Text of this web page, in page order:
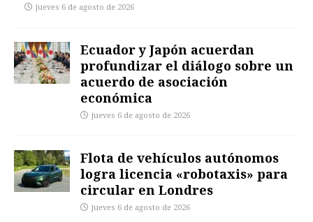
jueves 6 de agosto de 2026
Ecuador y Japón acuerdan
profundizar el diálogo sobre un
acuerdo de asociación
económica
jueves 6 de agosto de 2026
Flota de vehículos autónomos
logra licencia «robotaxis» para
circular en Londres
jueves 6 de agosto de 2026